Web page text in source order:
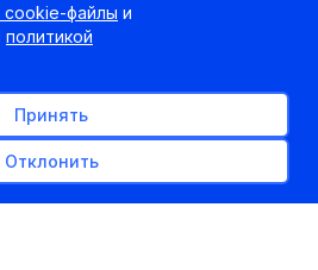
cookie-файлы и
политикой
Принять
Отклонить